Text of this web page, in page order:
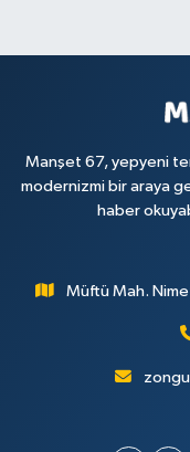
Manşet 67, yepyeni
modernizmi bir araya
haber
Müftü Mah.